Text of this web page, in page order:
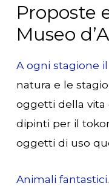
Proposte
Museo
A ogni stagione
natura e le
oggetti della vita
dipinti per il
oggetti di uso
Animali fantastici